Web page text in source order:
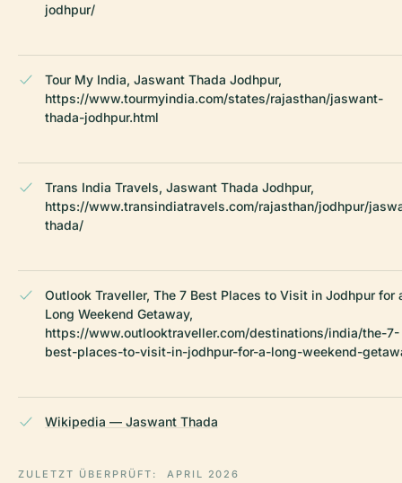
jodhpur/
Tour My India, Jaswant Thada Jodhpur,
https://www.tourmyindia.com/states/rajasthan/jaswant-
thada-jodhpur.html
Trans India Travels, Jaswant Thada Jodhpur,
https://www.transindiatravels.com/rajasthan/jodhpur/
thada/
Outlook Traveller, The 7 Best Places to Visit in Jodhpur for
Long Weekend Getaway,
https://www.outlooktraveller.com/destinations/india/the-7-
best-places-to-visit-in-jodhpur-for-a-long-weekend-
Wikipedia — Jaswant Thada
ZULETZT ÜBERPRÜFT: APRIL 2026